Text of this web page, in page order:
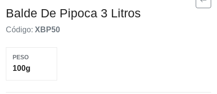
Balde De Pipoca 3 Litros
Código: XBP50
PESO
100g